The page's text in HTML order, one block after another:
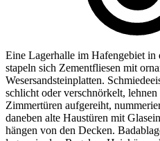
Eine Lagerhalle im Hafengebiet in
stapeln sich Zementfliesen mit
Wesersandsteinplatten.
schlicht oder verschnörkelt,
Zimmertüren aufgereiht,
daneben alte Haustüren mit
hängen von den Decken.